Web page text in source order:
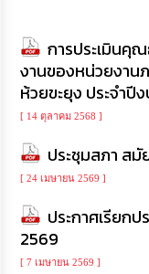
โปร่งใส
ร้อง
เรียน
ร้อง
e-
กิจการ
สภา
การประเมินคุ
งานของหน่วยงาน
ห้วยขะยุง ประจำ
[ 14 ตุลาคม 2568 ]
ประชุมสภา ส
[ 24 เมษายน 2569 ]
ประกาศเรียก
2569
[ 7 เมษายน 2569 ]